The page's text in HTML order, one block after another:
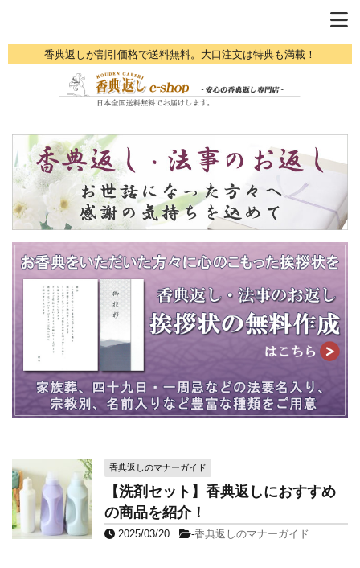
香典返しが割引価格で送料無料。大口注文は特典も満載！
香典返しのマナーガイド
【洗剤セット】香典返しにおすすめ
の商品を紹介！
2025/03/20 -香典返しのマナーガイド